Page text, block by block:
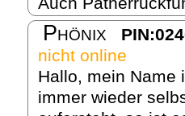
Phönix
nicht online
Hallo, mein Name
immer wieder